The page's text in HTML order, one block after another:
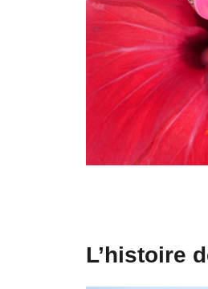
L’histoire